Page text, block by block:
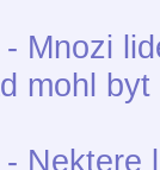
- Mnozi
mohl
- Nektere